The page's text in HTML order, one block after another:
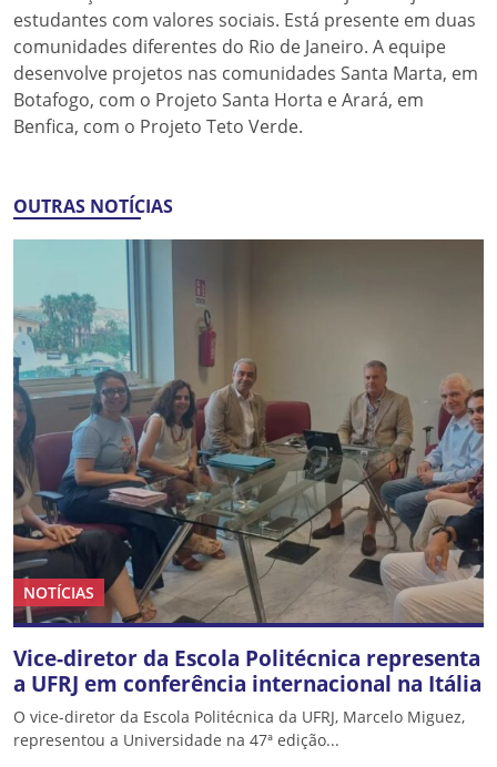
estudantes com valores sociais. Está presente em duas
comunidades diferentes do Rio de Janeiro. A equipe
desenvolve projetos nas comunidades Santa Marta, em
Botafogo, com o Projeto Santa Horta e Arará, em
Benfica, com o Projeto Teto Verde.
OUTRAS NOTÍCIAS
NOTÍCIAS
Vice-diretor da Escola Politécnica representa
a UFRJ em conferência internacional na Itália
O vice-diretor da Escola Politécnica da UFRJ, Marcelo Miguez,
representou a Universidade na 47ª edição...